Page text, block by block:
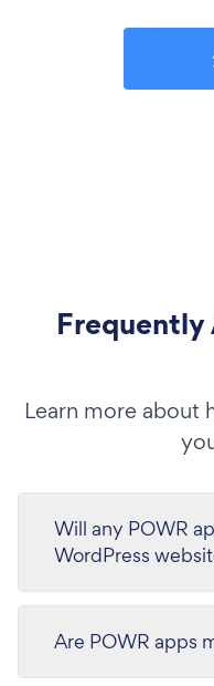
Frequently
Learn more about
Will any POWR
WordPress
Are POWR apps